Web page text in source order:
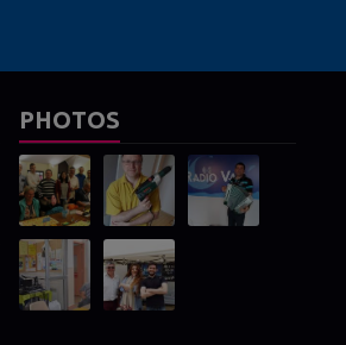
PHOTOS